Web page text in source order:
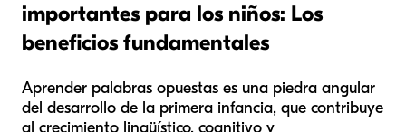
importantes para los niños: Los
beneficios fundamentales
Aprender palabras opuestas es una piedra angular
del desarrollo de la primera infancia, que contribuye
al crecimiento lingüístico, cognitivo y